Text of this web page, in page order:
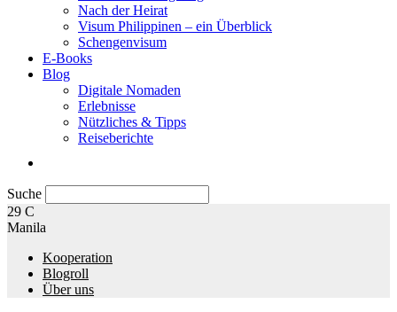
Nach der Heirat
Visum Philippinen – ein Überblick
Schengenvisum
E-Books
Blog
Digitale Nomaden
Erlebnisse
Nützliches & Tipps
Reiseberichte
Suche
29 C
Manila
Kooperation
Blogroll
Über uns